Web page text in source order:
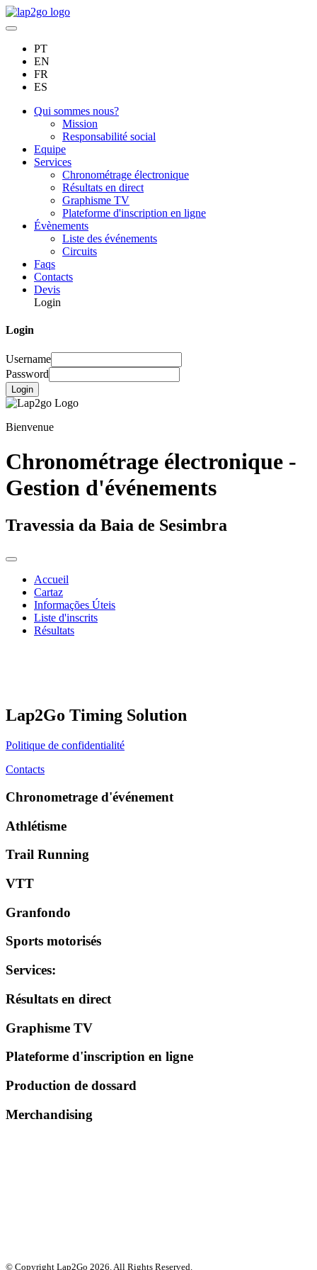
PT
EN
FR
ES
Qui sommes nous?
Mission
Responsabilité social
Equipe
Services
Chronométrage électronique
Résultats en direct
Graphisme TV
Plateforme d'inscription en ligne
Évènements
Liste des événements
Circuits
Faqs
Contacts
Devis
Login
Login
Username
Password
Login
Bienvenue
Chronométrage électronique -
Gestion d'événements
Travessia da Baia de Sesimbra
Accueil
Cartaz
Informações Úteis
Liste d'inscrits
Résultats
Lap2Go Timing Solution
Politique de confidentialité
Contacts
Chronometrage d'événement
Athlétisme
Trail Running
VTT
Granfondo
Sports motorisés
Services:
Résultats en direct
Graphisme TV
Plateforme d'inscription en ligne
Production de dossard
Merchandising
© Copyright Lap2Go 2026. All Rights Reserved.